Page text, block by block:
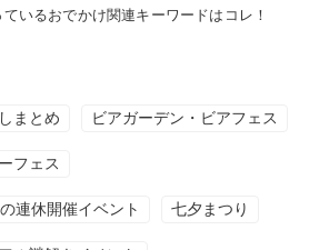
いるおでかけ関連キーワードはコレ！
まとめ ビアガーデン・ビアフェス
フェス
連休開催イベント 七夕まつり